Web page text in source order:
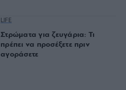
LIFE
Στρώματα για ζευγάρια: Τι
πρέπει να προσέξετε πριν
αγοράσετε